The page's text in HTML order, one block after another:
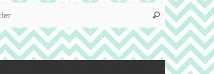
Recherche
pour
:
Rechercher